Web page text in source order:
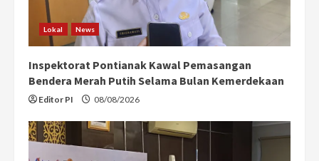
Lokal News
Inspektorat Pontianak Kawal Pemasangan
Bendera Merah Putih Selama Bulan Kemerdekaan
Editor PI 08/08/2026